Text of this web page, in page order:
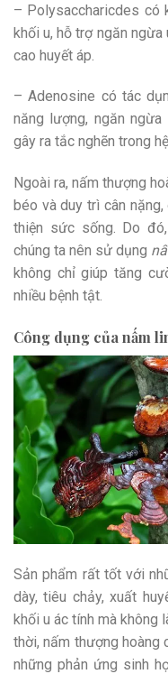
– Polysaccharicdes có
khối u, hỗ trợ ngăn
cao huyết áp.
– Adenosine có tác
năng lượng, ngăn
gây ra tắc nghẽn trong
Ngoài ra, nấm thượng
béo và duy trì cân
thiện sức sống. Do
chúng ta nên sử dụng
không chỉ giúp tăng
nhiều bệnh tật.
Công dụng của nấm
Sản phẩm rất tốt với
dày, tiêu chảy, xuất
khối u ác tính mà không
thời, nấm thượng hoàng
những phản ứng sinh